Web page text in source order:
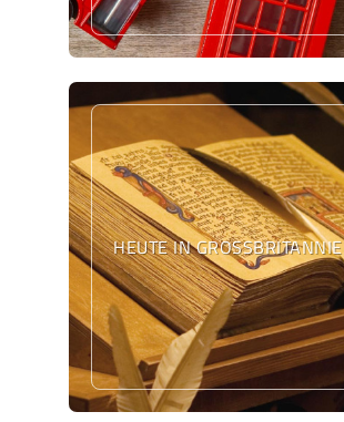
HEUTE IN GROSSBRITANNIEN